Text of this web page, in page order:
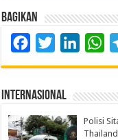
Bagikan
FacebookTwitter
Internasional
Polisi